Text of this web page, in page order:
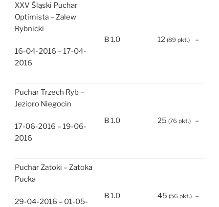
XXV Śląski Puchar
Optimista – Zalew
Rybnicki
16-04-2016 – 17-04-
2016
B 1.0 12 (89 pkt.) –
Puchar Trzech Ryb –
Jezioro Niegocin
17-06-2016 – 19-06-
2016
B 1.0 25 (76 pkt.) –
Puchar Zatoki – Zatoka
Pucka
29-04-2016 – 01-05-
B 1.0 45 (56 pkt.) –